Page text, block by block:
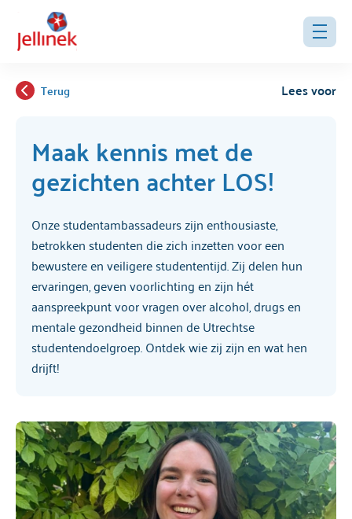
Maak kennis met de
gezichten achter LOS!
Onze studentambassadeurs zijn enthousiaste,
betrokken studenten die zich inzetten voor een
bewustere en veiligere studententijd. Zij delen hun
ervaringen, geven voorlichting en zijn hét
aanspreekpunt voor vragen over alcohol, drugs en
mentale gezondheid binnen de Utrechtse
studentendoelgroep. Ontdek wie zij zijn en wat hen
drijft!
Terug Lees voor